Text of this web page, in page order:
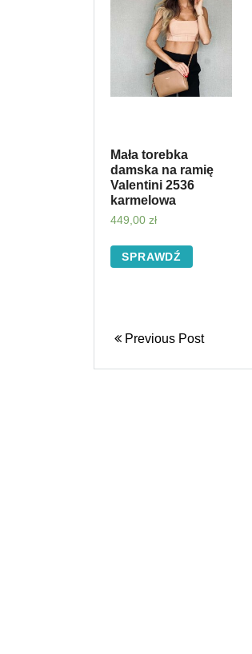
Mała torebka
damska na ramię
Valentini 2536
karmelowa
449,00 zł
SPRAWDŹ
Previous Post